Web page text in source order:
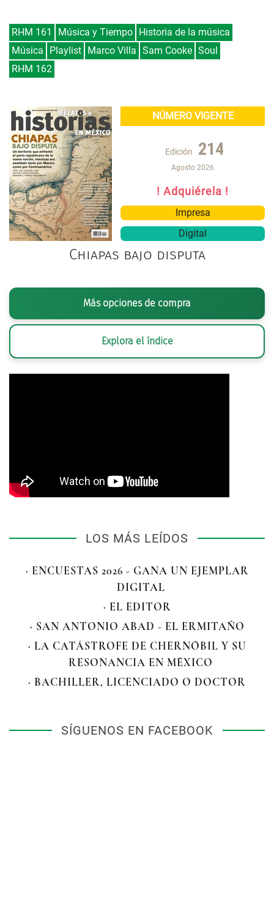
RHM 161 Música y Tiempo Historia de la música
Música
Playlist Marco Villa Sam Cooke Soul
RHM 162
NÚMERO VIGENTE
Edición 214
Agosto 2026
! Adquiérela !
Impresa
Digital
Chiapas bajo disputa
Más opciones de compra
Explora el índice
LOS MÁS LEÍDOS
· ENCUESTAS 2026 - GANA UN EJEMPLAR
DIGITAL
· EL EDITOR
· SAN ANTONIO ABAD - EL ERMITAÑO
· LA CATÁSTROFE DE CHERNÓBIL Y SU
RESONANCIA EN MÉXICO
· BACHILLER, LICENCIADO O DOCTOR
SÍGUENOS EN FACEBOOK